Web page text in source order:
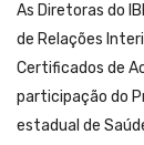
As Diretoras do
de Relações
Certificados de
participação do
estadual de